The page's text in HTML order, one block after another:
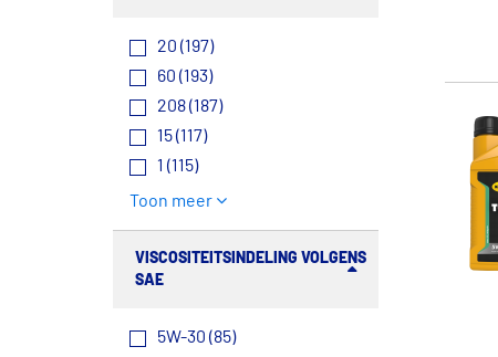
20 (197)
60 (193)
208 (187)
15 (117)
1 (115)
Toon meer
VISCOSITEITSINDELING VOLGENS
SAE
5W-30 (85)